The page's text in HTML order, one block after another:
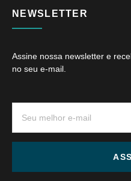
NEWSLETTER
Assine nossa newsletter e
no seu e-mail.